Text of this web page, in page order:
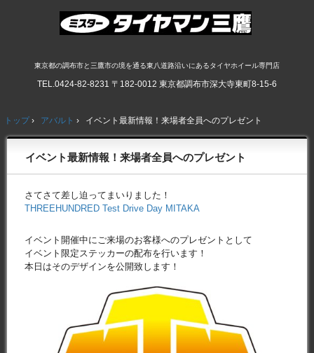
東京都の調布市と三鷹市の境を通る東八道路沿いにあるタイヤホイール専門店
TEL.0424-82-8231 〒182-0012 東京都調布市深大寺東町8-15-6
トップ › アバルト › イベント最新情報！来場者全員へのプレゼント
イベント最新情報！来場者全員へのプレゼント
さてさて差し迫ってまいりました！
THREEHUNDRED Test Drive Day MITAKA
イベント開催中にご来場のお客様へのプレゼントとして
イベント限定ステッカーの配布を行います！
本日はそのデザインを公開致します！